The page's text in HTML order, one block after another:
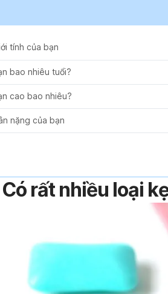
tính của bạn
bao nhiêu tuổi?
cao bao nhiêu?
nặng của bạn
rất nhiều loại